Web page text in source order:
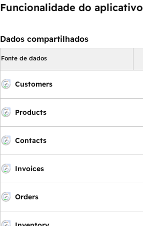
Funcionalidade do aplicativo
Dados compartilhados
Fonte de dados
Customers
Products
Contacts
Invoices
Orders